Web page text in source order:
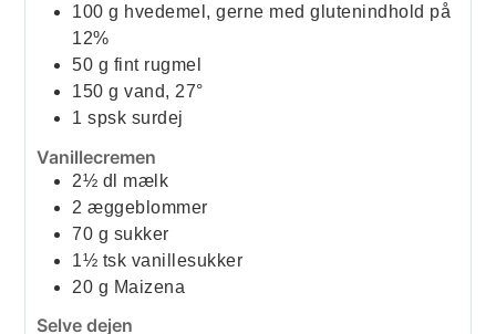
100 g hvedemel, gerne med glutenindhold på
12%
50 g fint rugmel
150 g vand, 27°
1 spsk surdej
Vanillecremen
2½ dl
mælk
2 æggeblommer
70 g sukker
1½ tsk vanillesukker
20 g Maizena
Selve dejen